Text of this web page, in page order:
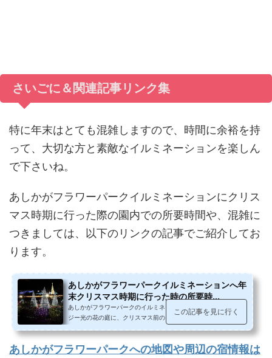
さいごに＆関連記事リンク集
特に年末はとても混雑しますので、時間に余裕を持
って、大切な方と素敵なイルミネーションを楽しん
で下さいね。
あしかがフラワーパークイルミネーションにクリス
マス時期に行った際の園内での所要時間や、混雑に
つきましては、以下のリンクの記事でご紹介してお
ります。
あしかがフラワーパークイルミネーションへ年
末クリスマス時期に行った時の所要時...
あしかがフラワーパークのイルミネーション フラワーファンタ
ジー光の花の庭に、クリスマス前の日曜日に電車で見に行ってき
この記事を見に行く
あしかがフラワーパークへの地図や周辺の宿情報は